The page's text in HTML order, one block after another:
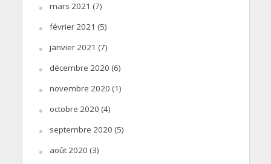
mars 2021 (7)
février 2021 (5)
janvier 2021 (7)
décembre 2020 (6)
novembre 2020 (1)
octobre 2020 (4)
septembre 2020 (5)
août 2020 (3)